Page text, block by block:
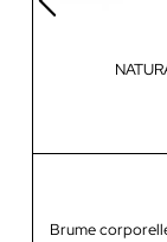
Brume